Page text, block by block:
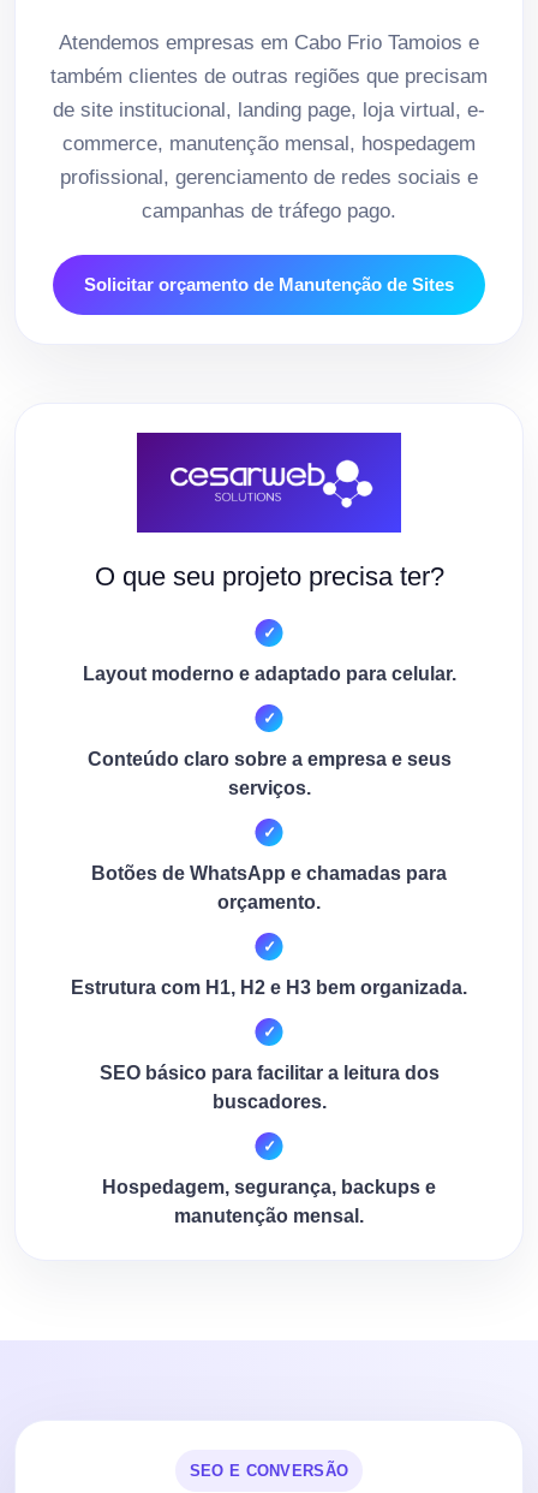
Atendemos empresas em Cabo Frio Tamoios e
também clientes de outras regiões que precisam
de site institucional, landing page, loja virtual, e-
commerce, manutenção mensal, hospedagem
profissional, gerenciamento de redes sociais e
campanhas de tráfego pago.
Solicitar orçamento de Manutenção de Sites
O que seu projeto precisa ter?
Layout moderno e adaptado para celular.
Conteúdo claro sobre a empresa e seus
serviços.
Botões de WhatsApp e chamadas para
orçamento.
Estrutura com H1, H2 e H3 bem organizada.
SEO básico para facilitar a leitura dos
buscadores.
Hospedagem, segurança, backups e
manutenção mensal.
SEO E CONVERSÃO